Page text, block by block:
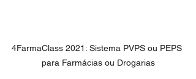
4FarmaClass 2021: Sistema PVPS ou PEPS
para Farmácias ou Drogarias